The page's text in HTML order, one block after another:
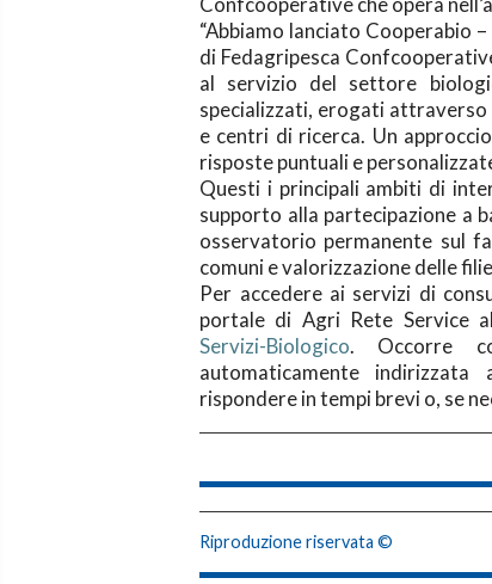
“Abbiamo lanciato Cooperabio
di Fedagripesca
al servizio del settore
specializzati, erogati
e centri di ricerca. Un
risposte puntuali e
Questi i principali ambiti di
supporto alla partecipazione a
osservatorio permanente sul
comuni e valorizzazione delle
Per accedere ai servizi di
portale di Agri Rete Service
Servizi-Biologico. Occorre
automaticamente
rispondere in tempi brevi o, se
Riproduzione riservata ©